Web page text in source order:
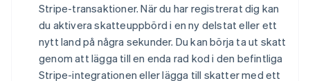
Stripe-transaktioner. När du har registrerat dig kan
du aktivera skatteuppbörd i en ny delstat eller ett
nytt land på några sekunder. Du kan börja ta ut skatt
genom att lägga till en enda rad kod i den befintliga
Stripe-integrationen eller lägga till skatter med ett